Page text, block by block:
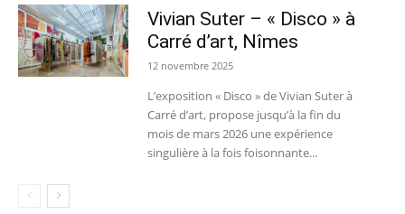
Vivian Suter – « Disco » à
Carré d’art, Nîmes
12 novembre 2025
L’exposition « Disco » de Vivian Suter à
Carré d’art, propose jusqu’à la fin du
mois de mars 2026 une expérience
singulière à la fois foisonnante...